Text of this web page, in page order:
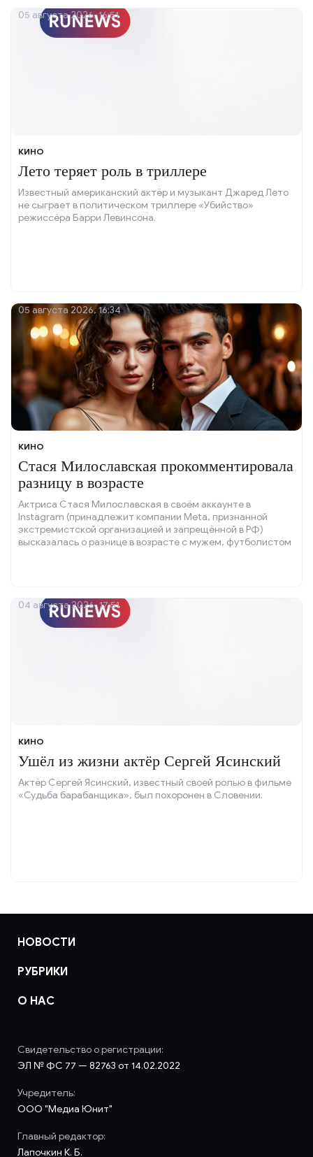
КИНО
Лето теряет роль в триллере
Известный американский актёр и музыкант Джаред Лето
не сыграет в политическом триллере «Убийство»
режиссёра Барри Левинсона.
05 августа 2026, 16:51
КИНО
Стася Милославская прокомментировала
разницу в возрасте
Актриса Стася Милославская в своём аккаунте в
Instagram (принадлежит компании Meta, признанной
экстремистской организацией и запрещённой в РФ)
высказалась о разнице в возрасте с мужем, футболистом
05 августа 2026, 16:34
КИНО
Ушёл из жизни актёр Сергей Ясинский
Актёр Сергей Ясинский, известный своей ролью в фильме
«Судьба барабанщика», был похоронен в Словении.
04 августа 2026, 17:51
НОВОСТИ
РУБРИКИ
О НАС
Свидетельство о регистрации:
ЭЛ № ФС 77 — 82763 от 14.02.2022
Учредитель:
ООО "Медиа Юнит"
Главный редактор:
Лапочкин К. Б.